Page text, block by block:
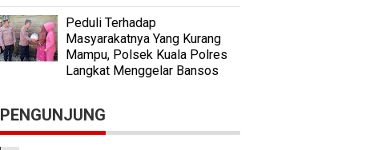
Peduli Terhadap
Masyarakatnya Yang Kurang
Mampu, Polsek Kuala Polres
Langkat Menggelar Bansos
PENGUNJUNG